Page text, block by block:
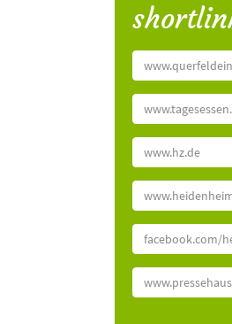
www.hz.de
facebook.com/